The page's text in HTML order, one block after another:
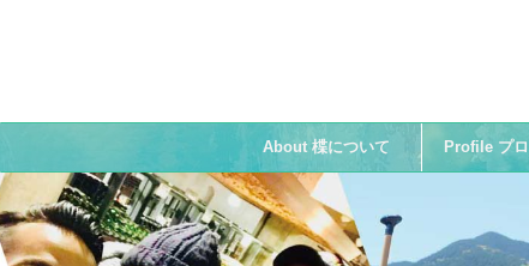
About 楪について Profile プ